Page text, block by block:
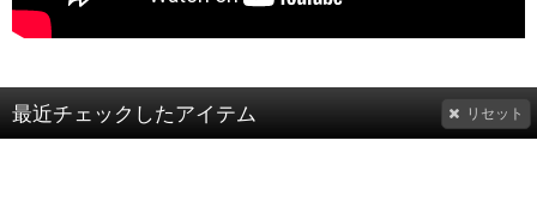
最近チェックしたアイテム リセット